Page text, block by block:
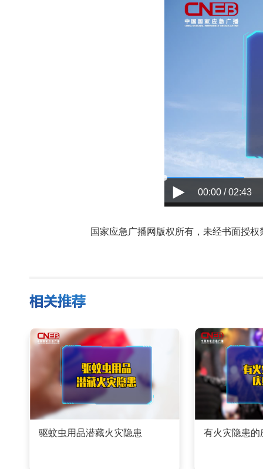
00:00 / 02:43
国家应急广播网版权所有，未经书面授权
驱蚊虫用品潜藏火灾隐患 有火灾隐患的